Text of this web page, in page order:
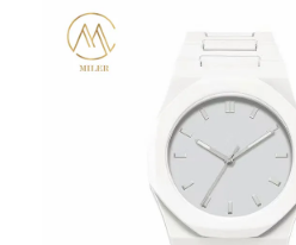
레이디 쿼츠 워치
남성 쿼츠 시계
쿼츠 라이트 워치
디지털 스포츠 시계
스타일리시 한 쌍 시계